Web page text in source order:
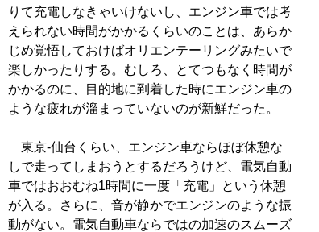
りて充電しなきゃいけないし、エンジン車では考
えられない時間がかかるくらいのことは、あらか
じめ覚悟しておけばオリエンテーリングみたいで
楽しかったりする。むしろ、とてつもなく時間が
かかるのに、目的地に到着した時にエンジン車の
ような疲れが溜まっていないのが新鮮だった。
東京-仙台くらい、エンジン車ならほぼ休憩な
しで走ってしまおうとするだろうけど、電気自動
車ではおおむね1時間に一度「充電」という休憩
が入る。さらに、音が静かでエンジンのような振
動がない。電気自動車ならではの加速のスムーズ